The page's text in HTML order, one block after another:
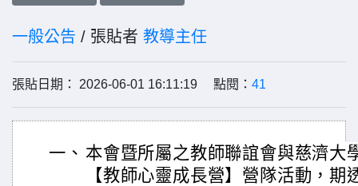
一般公告 / 張貼者 教導主任
張貼日期： 2026-06-01 16:11:19 點閱： 41
一、 本會暨所屬之教師聯誼會與慈濟大
【教師心靈成長營】營隊活動，